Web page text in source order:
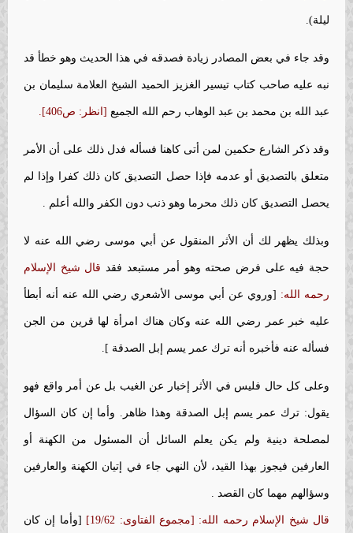
ليلة).
وقد جاء في بعض المصادر زيادة فصدقه في هذا الحديث وهو خطأ قد
نبه عليه صاحب كتاب تيسير الغزيز الحميد الشيخ العلامة سليمان بن
عبد الله بن محمد بن عبد الوهاب رحم الله الجميع [انظر: ص406].
وقد ذكر الشارع حكمين لمن أتى كاهنا فسأله فدل ذلك على أن الأمر
متعلق بالتصديق أو عدمه فإذا حصل التصديق كان ذلك كفرا وإذا لم
يحصل التصديق كان ذلك محرما وهو ذنب دون الكفر والله أعلم .
وبذلك يظهر لك أن الأثر المنقول عن أبي موسى رضي الله عنه لا
حجة فيه على فرض صحته وهو أمر مستبعد فقد قال شيخ الإسلام
رحمه الله: [وروي عن أبي موسى الأشعري رضي الله عنه أنه أبطأ
عليه خبر عمر رضي الله عنه وكان هناك امرأة لها قرين من الجن
فسأله عنه فأخبره أنه ترك عمر يسم إبل الصدقة ].
وعلى كل حال فليس في الأثر إخبار عن الغيب بل عن أمر واقع فهو
يقول: ترك عمر يسم إبل الصدقة وهذا ظاهر. وأما إن كان السؤال
لمصلحة دينية ولم يكن يعلم السائل أن المسئول من الكهنة أو
العارفين فيجوز بهذا القيد، لأن النهي جاء في إتيان الكهنة والعارفين
وسؤالهم مهما كان القصد .
قال شيخ الإسلام رحمه الله: [مجموع الفتاوى: 19/62] [وأما إن كان